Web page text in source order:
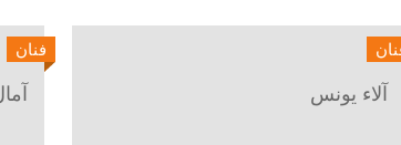
آلاء يونس
فنان